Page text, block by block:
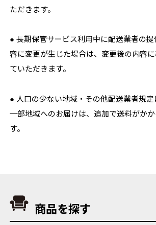
ただきます。
● 長期保管サービス利用中に配送業者の
容に変更が生じた場合は、変更後の内容
ていただきます。
● 人口の少ない地域・その他配送業者規
一部地域へのお届けは、追加で送料がか
す。
商品を探す